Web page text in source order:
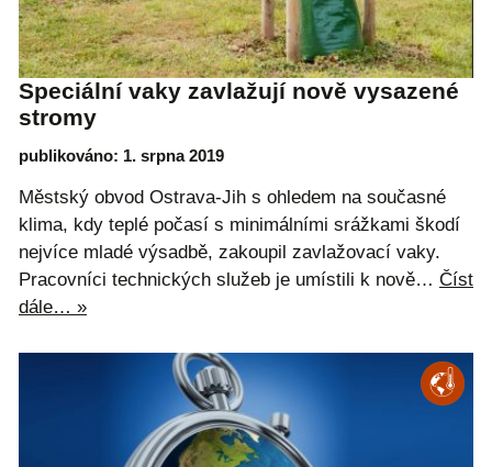
Speciální vaky zavlažují nově vysazené
stromy
publikováno: 1. srpna 2019
Městský obvod Ostrava-Jih s ohledem na současné
klima, kdy teplé počasí s minimálními srážkami škodí
nejvíce mladé výsadbě, zakoupil zavlažovací vaky.
Pracovníci technických služeb je umístili k nově… Číst
dále… »